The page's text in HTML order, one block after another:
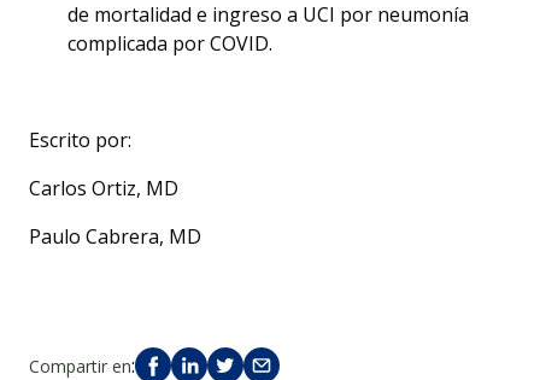
de mortalidad e ingreso a UCI por neumonía
complicada por COVID.
Escrito por:
Carlos Ortiz, MD
Paulo Cabrera, MD
Compartir en: